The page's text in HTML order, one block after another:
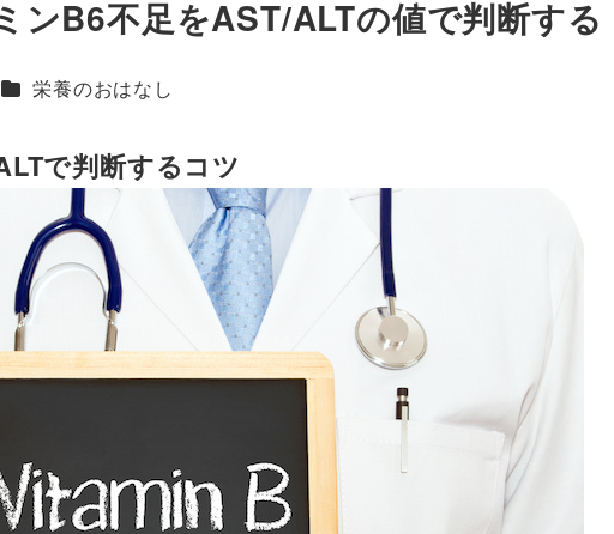
ンB6不足をAST/ALTの値で判断する
カテゴリー
栄養のおはなし
で判断するコツ